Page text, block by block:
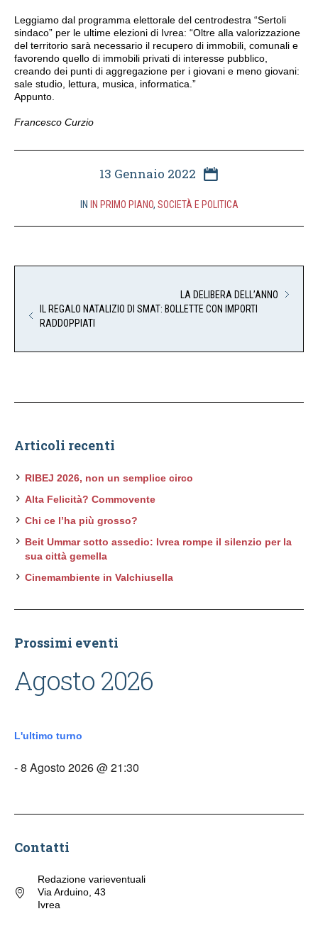
Leggiamo dal programma elettorale del centrodestra “Sertoli
sindaco” per le ultime elezioni di Ivrea: “Oltre alla valorizzazione
del territorio sarà necessario il recupero di immobili, comunali e
favorendo quello di immobili privati di interesse pubblico,
creando dei punti di aggregazione per i giovani e meno giovani:
sale studio, lettura, musica, informatica.”
Appunto.
Francesco Curzio
13 Gennaio 2022
IN IN PRIMO PIANO, SOCIETÀ E POLITICA
LA DELIBERA DELL’ANNO
IL REGALO NATALIZIO DI SMAT: BOLLETTE CON IMPORTI
RADDOPPIATI
Articoli recenti
RIBEJ 2026, non un semplice circo
Alta Felicità? Commovente
Chi ce l’ha più grosso?
Beit Ummar sotto assedio: Ivrea rompe il silenzio per la
sua città gemella
Cinemambiente in Valchiusella
Prossimi eventi
Agosto 2026
L'ultimo turno
- 8 Agosto 2026 @ 21:30
Contatti
Redazione varieventuali
Via Arduino, 43
Ivrea